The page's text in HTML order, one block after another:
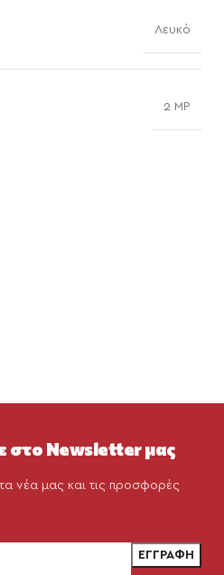
Λευκό
2 MP
στο Newsletter μας
νέα μας και τις προσφορές